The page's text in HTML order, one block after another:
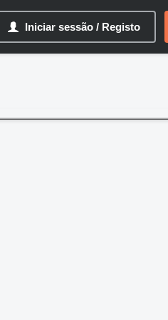
Iniciar sessão / Registo